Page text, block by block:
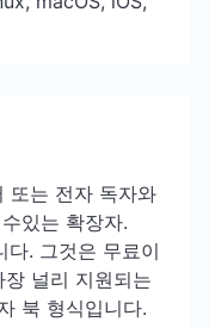
또는 전자 독자와
있는 확장자.
. 그것은 무료이
널리 지원되는
북 형식입니다.